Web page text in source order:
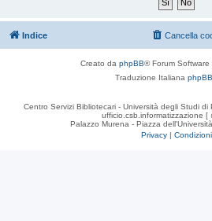
Indice Cancella
Creato da phpBB® Forum
Traduzione Italiana
Centro Servizi Bibliotecari - Università degli Studi
ufficio.csb.informatizzazione [
Palazzo Murena - Piazza
Privacy | Condizioni